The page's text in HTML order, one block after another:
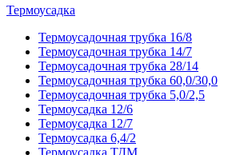
Термоусадка
Термоусадочная трубка 16/8
Термоусадочная трубка 14/7
Термоусадочная трубка 28/14
Термоусадочная трубка 60,0/30,0
Термоусадочная трубка 5,0/2,5
Термоусадка 12/6
Термоусадка 12/7
Термоусадка 6,4/2
Термоусадка ТДМ